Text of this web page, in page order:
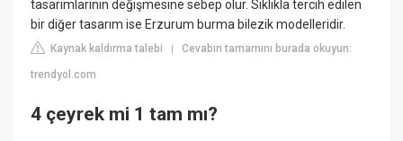
tasarımlarının değişmesine sebep olur. Sıklıkla tercih edilen
bir diğer tasarım ise Erzurum burma bilezik modelleridir.
Kaynak kaldırma talebi |Cevabın tamamını burada okuyun:
trendyol.com
4 çeyrek mi 1 tam mı?